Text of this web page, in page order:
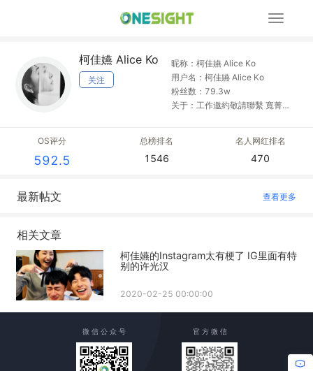
展
柯佳嬿 Alice Ko
关注
昵称：柯佳嬿 Alice Ko
用户名：柯佳嬿 Alice Ko
粉丝数：79.3w
关于：工作邀約敬請聯繫 寬菁姐
OS评分
592.5
总榜排名
1546
名人网红排名
470
最新帖文 查看更多
相关文章
柯佳嬿的Instagram太有梗了 IG里面有特
别的许光汉
2020-02-25 00:00:00
微 信 公 众 号 官 方 微 信